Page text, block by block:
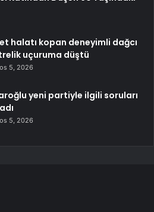
halatı kopan deneyimli dağcı
uçuruma düştü
5, 2026
yeni partiyle ilgili soruları
5, 2026